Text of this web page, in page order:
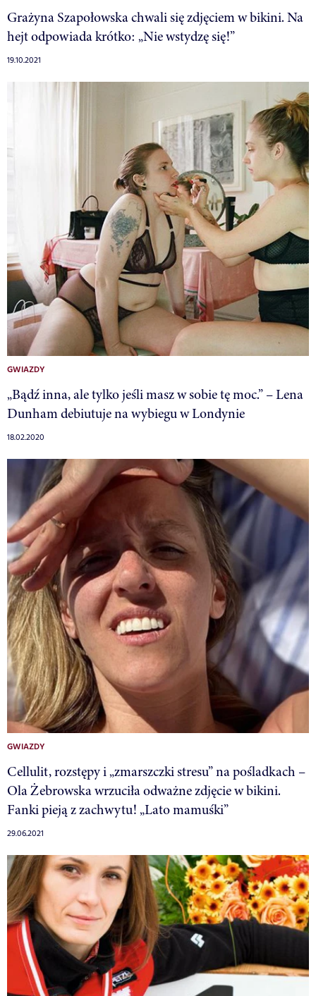
Grażyna Szapołowska chwali się zdjęciem w bikini. Na
hejt odpowiada krótko: „Nie wstydzę się!”
19.10.2021
GWIAZDY
„Bądź inna, ale tylko jeśli masz w sobie tę moc.” – Lena
Dunham debiutuje na wybiegu w Londynie
18.02.2020
GWIAZDY
Cellulit, rozstępy i „zmarszczki stresu” na pośladkach –
Ola Żebrowska wrzuciła odważne zdjęcie w bikini.
Fanki pieją z zachwytu! „Lato mamuśki”
29.06.2021